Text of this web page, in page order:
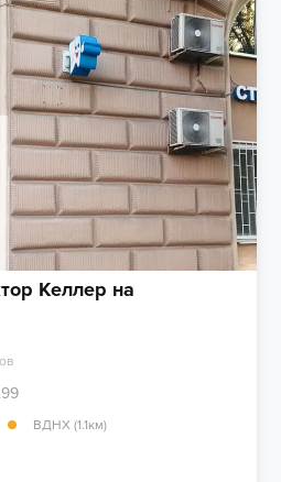
Келлер на
ВДНХ (1.1км)